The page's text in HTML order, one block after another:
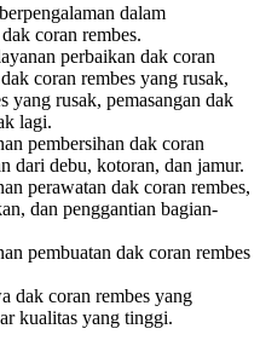
dalam
coran rembes.
perbaikan dak coran
coran rembes yang rusak,
yang rusak, pemasangan dak
lagi.
pembersihan dak coran
dari debu, kotoran, dan jamur.
perawatan dak coran rembes,
dan penggantian bagian-
pembuatan dak coran rembes
dak coran rembes yang
kualitas yang tinggi.